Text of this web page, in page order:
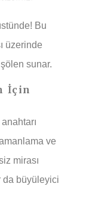
Bu
üzerinde
sunar.
İçin
ve
mirası
da büyüleyici